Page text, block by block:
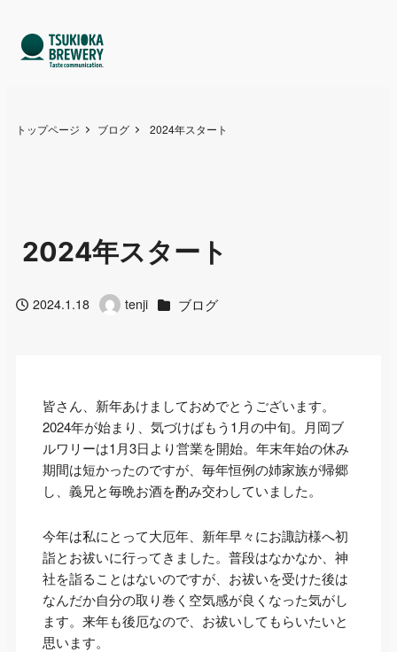
トップページ ブログ 2024年スタート
2024年スタート
投稿日2024.1.18 著
tenji カテゴリー
ブログ
皆さん、新年あけましておめでとうございます。
2024年が始まり、気づけばもう1月の中旬。月岡ブ
ルワリーは1月3日より営業を開始。年末年始の休み
期間は短かったのですが、毎年恒例の姉家族が帰郷
し、義兄と毎晩お酒を酌み交わしていました。
今年は私にとって大厄年、新年早々にお諏訪様へ初
詣とお祓いに行ってきました。普段はなかなか、神
社を詣ることはないのですが、お祓いを受けた後は
なんだか自分の取り巻く空気感が良くなった気がし
ます。来年も後厄なので、お祓いしてもらいたいと
思います。